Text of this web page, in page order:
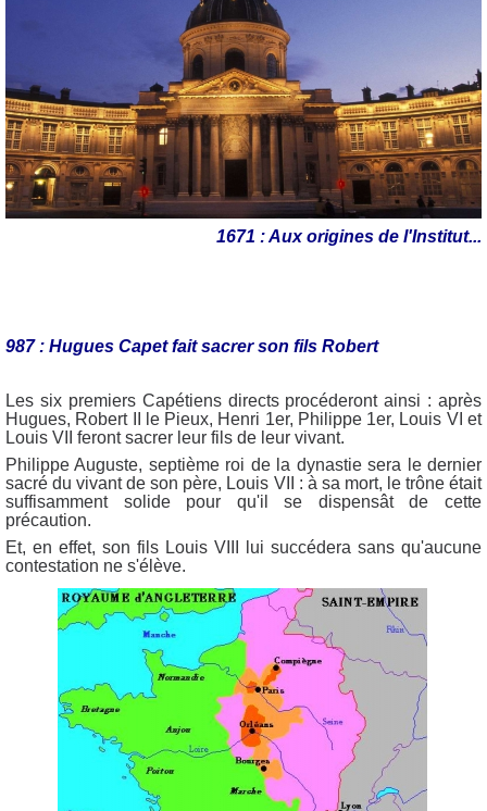
1671 : Aux origines de l'Institut...
987 : Hugues Capet fait sacrer son fils Robert
Les six premiers Capétiens directs procéderont ainsi : après
Hugues, Robert II le Pieux, Henri 1er, Philippe 1er, Louis VI et
Louis VII feront sacrer leur fils de leur vivant.
Philippe Auguste, septième roi de la dynastie sera le dernier
sacré du vivant de son père, Louis VII : à sa mort, le trône était
suffisamment solide pour qu'il se dispensât de cette
précaution.
Et, en effet, son fils Louis VIII lui succédera sans qu'aucune
contestation ne s'élève.